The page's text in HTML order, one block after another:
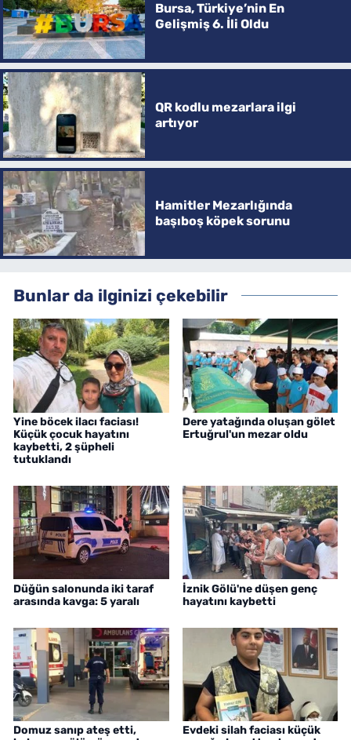
Bursa, Türkiye’nin En
Gelişmiş 6. İli Oldu
QR kodlu mezarlara ilgi
artıyor
Hamitler Mezarlığında
başıboş köpek sorunu
Bunlar da ilginizi çekebilir
Yine böcek ilacı faciası!
Küçük çocuk hayatını
kaybetti, 2 şüpheli
tutuklandı
Dere yatağında oluşan gölet
Ertuğrul'un mezar oldu
Düğün salonunda iki taraf
arasında kavga: 5 yaralı
İznik Gölü'ne düşen genç
hayatını kaybetti
Domuz sanıp ateş etti,
Evdeki silah faciası küçük